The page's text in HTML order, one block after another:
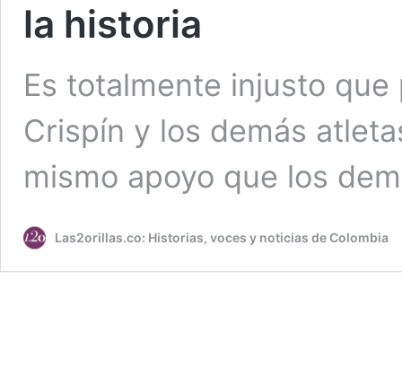
la historia
Es totalmente injusto
Crispín y los demás
mismo apoyo que los
Las2orillas.co: Historias, voces y noticias de Colombia